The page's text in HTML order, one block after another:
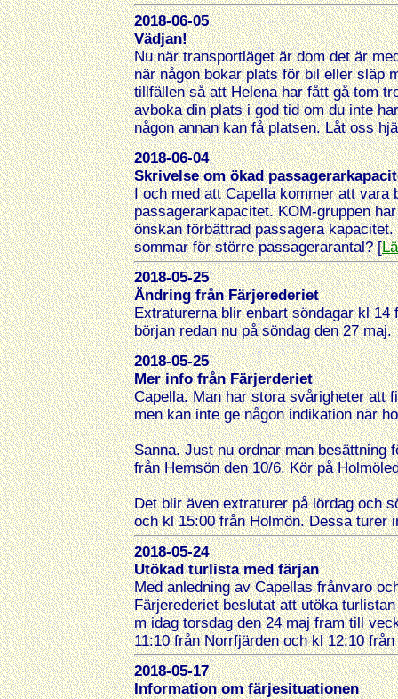
2018-06-05
Vädjan!
Nu när transportläget är dom det är
när någon bokar plats för bil eller släp
tillfällen så att Helena har fått gå tom
avboka din plats i god tid om du inte
någon annan kan få platsen. Låt oss
2018-06-04
Skrivelse om ökad
I och med att Capella kommer att
passagerarkapacitet. KOM-gruppen
önskan förbättrad passagera
sommar för större passagerarantal? [
2018-05-25
Ändring från Färjerederiet
Extraturerna blir enbart söndagar kl
början redan nu på söndag den 27 maj.
2018-05-25
Mer info från Färjerderiet
Capella. Man har stora svårigheter att
men kan inte ge någon indikation när
Sanna. Just nu ordnar man besättning
från Hemsön den 10/6. Kör på
Det blir även extraturer på lördag och
och kl 15:00 från Holmön. Dessa turer
2018-05-24
Utökad turlista med färjan
Med anledning av Capellas frånvaro
Färjerederiet beslutat att utöka
m idag torsdag den 24 maj fram till
11:10 från Norrfjärden och kl 12:10
2018-05-17
Information om färjesituationen